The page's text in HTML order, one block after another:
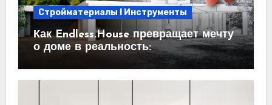
Стройматериалы l Инструменты
Как Endless.House превращает мечту
о доме в реальность:
проектирование под ключ